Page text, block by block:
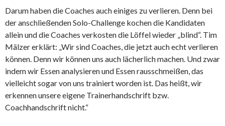
Darum haben die Coaches auch einiges zu verlieren. Denn bei
der anschließenden Solo-Challenge kochen die Kandidaten
allein und die Coaches verkosten die Löffel wieder „blind“. Tim
Mälzer erklärt: „Wir sind Coaches, die jetzt auch echt verlieren
können. Denn wir können uns auch lächerlich machen. Und zwar
indem wir Essen analysieren und Essen rausschmeißen, das
vielleicht sogar von uns trainiert worden ist. Das heißt, wir
erkennen unsere eigene Trainerhandschrift bzw.
Coachhandschrift nicht.“